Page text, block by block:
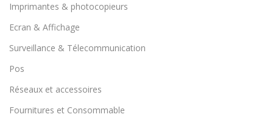
Imprimantes & photocopieurs
Ecran & Affichage
Surveillance & Télecommunication
Pos
Réseaux et accessoires
Fournitures et Consommable